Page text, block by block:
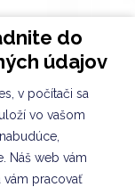
ŠKD
do
údajov
v počítači sa
vo vašom
Náš web vám
vám pracovať